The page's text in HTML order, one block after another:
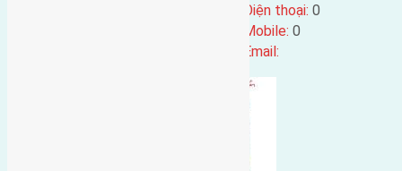
Điện thoại: 0
Mobile: 0
Email: